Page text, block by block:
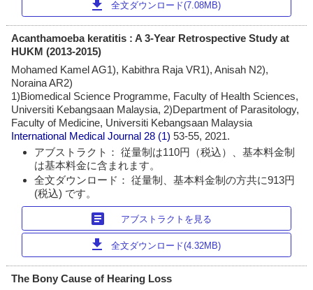
download 全文ダウンロード(7.08MB)
Acanthamoeba keratitis : A 3-Year Retrospective Study at
HUKM (2013-2015)
Mohamed Kamel AG1), Kabithra Raja VR1), Anisah N2),
Noraina AR2)
1)Biomedical Science Programme, Faculty of Health Sciences,
Universiti Kebangsaan Malaysia, 2)Department of Parasitology,
Faculty of Medicine, Universiti Kebangsaan Malaysia
International Medical Journal 28 (1)53-55, 2021.
アブストラクト： 従量制は110円（税込）、基本料金制
は基本料金に含まれます。
全文ダウンロード： 従量制、基本料金制の方共に913円
(税込) です。
article アブストラクトを見る
download 全文ダウンロード(4.32MB)
The Bony Cause of Hearing Loss